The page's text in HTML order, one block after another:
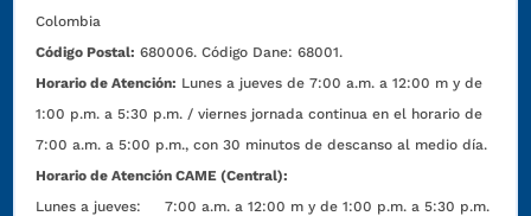
Colombia
Código Postal: 680006. Código Dane: 68001.
Horario de Atención: Lunes a jueves de 7:00 a.m. a 12:00 m y de
1:00 p.m. a 5:30 p.m. / viernes jornada continua en el horario de
7:00 a.m. a 5:00 p.m., con 30 minutos de descanso al medio día.
Horario de Atención CAME (Central):
Lunes a jueves: 7:00 a.m. a 12:00 m y de 1:00 p.m. a 5:30 p.m.